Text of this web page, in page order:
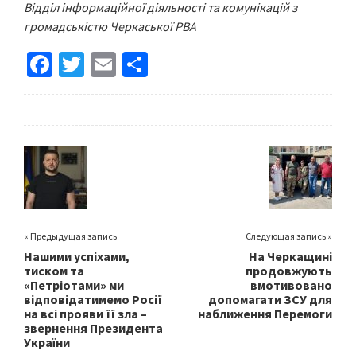
Відділ інформаційної діяльності та комунікацій з
громадськістю Черкаської РВА
Fa
ce
o
o
k
T
wi
er
E
m h
« Предыдущая запись
Нашими успіхами,
тиском та
«Петріотами» ми
відповідатимемо Росії
на всі прояви її зла –
звернення Президента
України
Следующая запись »
На Черкащині
продовжують
вмотивовано
допомагати ЗСУ для
наближення Перемоги